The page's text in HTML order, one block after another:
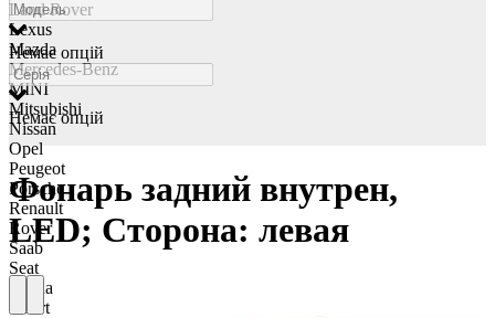
Land Rover
Lexus
Mazda
Mercedes-Benz
MINI
Mitsubishi
Nissan
Opel
Peugeot
Porsche
Renault
Rover
Saab
Seat
Skoda
Smart
Немає опцій
Немає опцій
Фонарь задний внутрен,
LED; Сторона: левая